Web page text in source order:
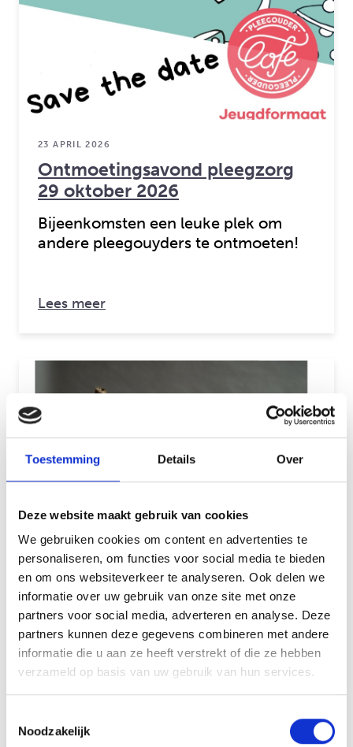
Toestemming Details Over
Deze website maakt gebruik van cookies
We gebruiken cookies om content en advertenties te
personaliseren, om functies voor social media te bieden
en om ons websiteverkeer te analyseren. Ook delen we
informatie over uw gebruik van onze site met onze
partners voor social media, adverteren en analyse. Deze
partners kunnen deze gegevens combineren met andere
informatie die u aan ze heeft verstrekt of die ze hebben
verzameld op basis van uw gebruik van hun services.
Noodzakelijk
Ontmoetingsavond pleegzorg
29 oktober 2026
23 APRIL 2026
Bijeenkomsten een leuke plek om
andere pleegouyders te ontmoeten!
Lees meerover: Ontmoetingsavond pleegzorg
Weekend pleeggezin gezocht!
25 FEBRUARI 2026
Wij zijn opzoek naar een liefdevol
gezin voor 1 keer per twee weken,
waar twee kinderen een fijn weekend